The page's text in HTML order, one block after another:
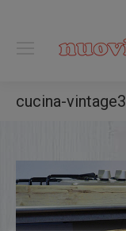
cucina-vintage3